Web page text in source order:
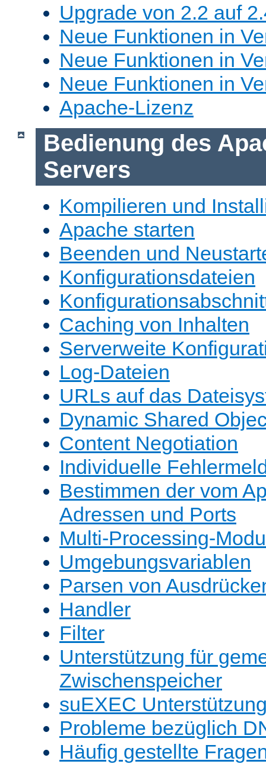
Upgrade von 2.2 auf
Neue Funktionen in
Neue Funktionen in
Neue Funktionen in
Apache-Lizenz
Bedienung des
Servers
Kompilieren und
Apache starten
Beenden und
Konfigurationsdateien
Caching von Inhalten
Serverweite
Log-Dateien
URLs auf das
Dynamic Shared
Content Negotiation
Individuelle
Bestimmen der vom
Adressen und Ports
Multi-Processing-
Umgebungsvariablen
Parsen von
Handler
Filter
Unterstützung für
Zwischenspeicher
suEXEC
Probleme bezüglich
Häufig gestellte